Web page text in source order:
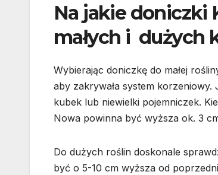
Na jakie doniczki
małych i dużych
Wybierając doniczkę do małej
aby zakrywała system
kubek lub niewielki pojemniczek.
Nowa powinna być wyższa ok. 3
Do dużych roślin doskonale
być o 5-10 cm wyższa od